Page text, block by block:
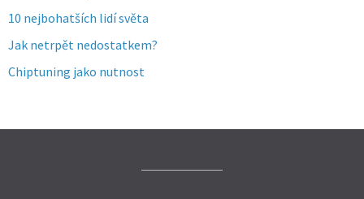
10 nejbohatších lidí světa
Jak netrpět nedostatkem?
Chiptuning jako nutnost